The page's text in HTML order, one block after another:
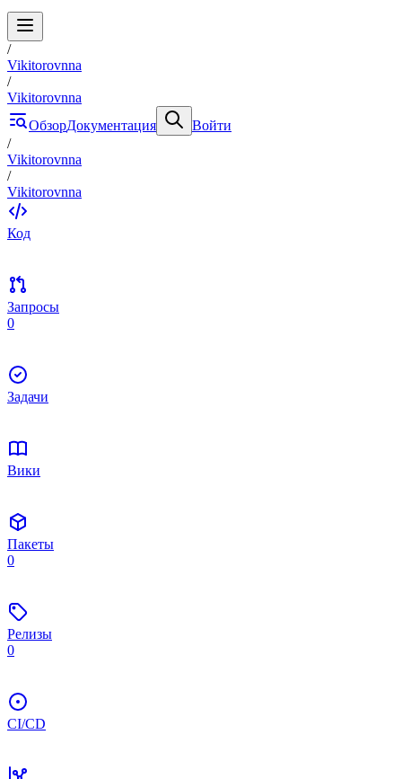
/
Vikitorovnna
/
Vikitorovnna
ОбзорДокументация
Войти
/
Vikitorovnna
/
Vikitorovnna
Код
Запросы
0
Задачи
Вики
Пакеты
0
Релизы
0
CI/CD